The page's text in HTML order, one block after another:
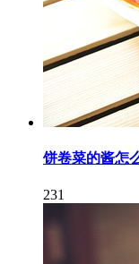
饼卷菜的酱怎
231